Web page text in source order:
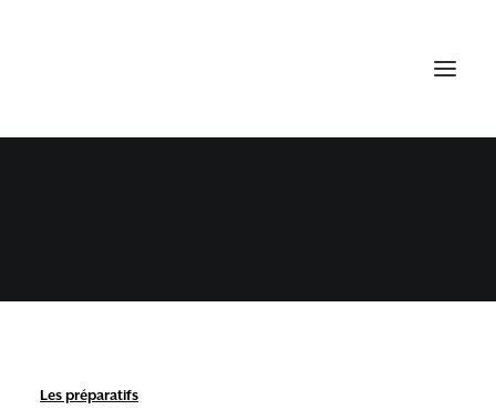
ADELAÏDE HILLS
Les préparatifs